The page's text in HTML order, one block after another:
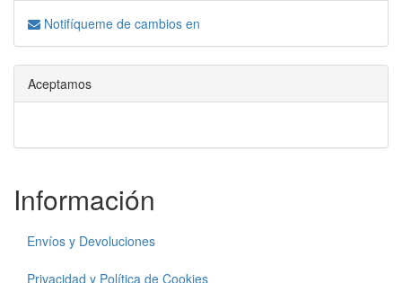
Notifíqueme de cambios en
Aceptamos
Información
Envíos y Devoluciones
Privacidad y Política de Cookies